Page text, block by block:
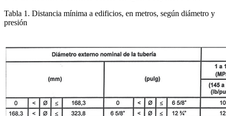
Tabla 1. Distancia mínima a edificios, en metros, según diámetro y
presión